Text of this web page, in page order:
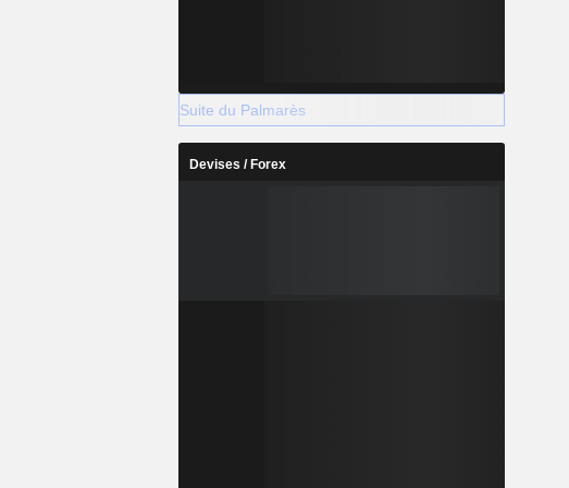
Suite du Palmarès
Devises / Forex